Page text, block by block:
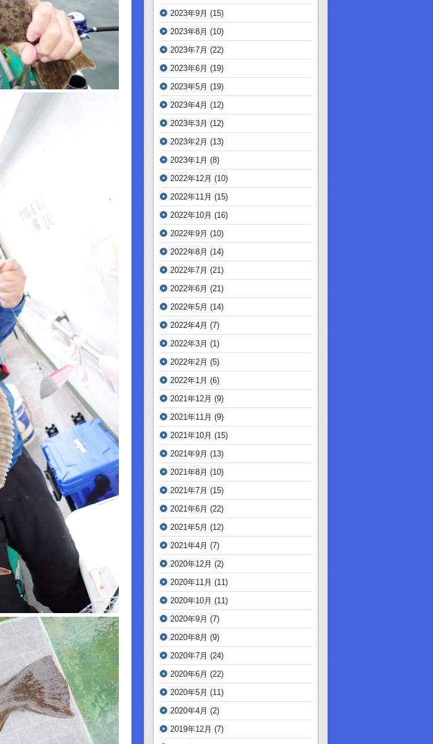
2023年9月 (15)
2023年8月 (10)
2023年7月 (22)
2023年6月 (19)
2023年5月 (19)
2023年4月 (12)
2023年3月 (12)
2023年2月 (13)
2023年1月 (8)
2022年12月 (10)
2022年11月 (15)
2022年10月 (16)
2022年9月 (10)
2022年8月 (14)
2022年7月 (21)
2022年6月 (21)
2022年5月 (14)
2022年4月 (7)
2022年3月 (1)
2022年2月 (5)
2022年1月 (6)
2021年12月 (9)
2021年11月 (9)
2021年10月 (15)
2021年9月 (13)
2021年8月 (10)
2021年7月 (15)
2021年6月 (22)
2021年5月 (12)
2021年4月 (7)
2020年12月 (2)
2020年11月 (11)
2020年10月 (11)
2020年9月 (7)
2020年8月 (9)
2020年7月 (24)
2020年6月 (22)
2020年5月 (11)
2020年4月 (2)
2019年12月 (7)